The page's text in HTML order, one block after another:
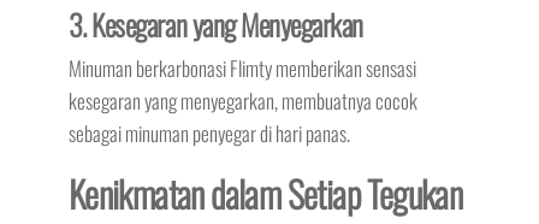
3. Kesegaran yang Menyegarkan
Minuman berkarbonasi Flimty memberikan sensasi
kesegaran yang menyegarkan, membuatnya cocok
sebagai minuman penyegar di hari panas.
Kenikmatan dalam Setiap Tegukan